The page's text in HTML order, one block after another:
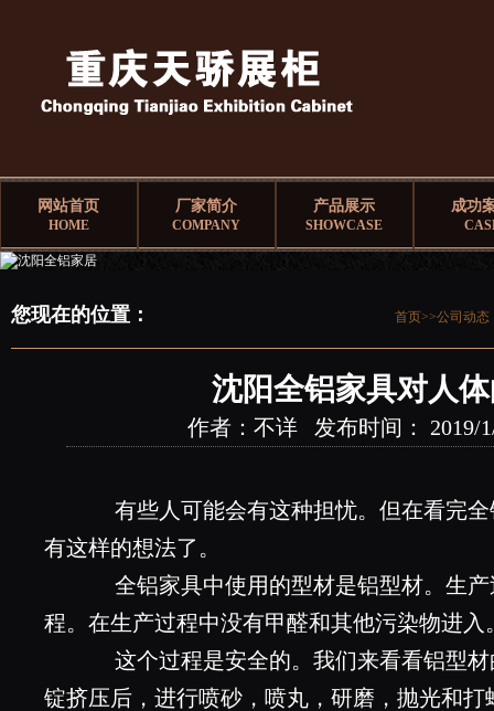
网站首页
HOME
厂家简介
COMPANY
产品展示
SHOWCASE
成功
您现在的位置： 首页>>公司动态
沈阳全铝家具对人
作者：不详 发布时间： 2019/
有些人可能会有这种担忧。但在看完全
有这样的想法了。
全铝家具中使用的型材是铝型材。生产
程。在生产过程中没有甲醛和其他污染物进入
这个过程是安全的。我们来看看铝型材
锭挤压后，进行喷砂，喷丸，研磨，抛光和